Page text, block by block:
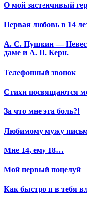
О мой застенчивый
Первая любовь в 14
А. С. Пушкин —
даме и А. П. Керн.
Телефонный звонок
Стихи посвящаются
За что мне эта боль?!
Любимому мужу
Мне 14, ему 18…
Мой первый поцелуй
Как быстро я в тебя